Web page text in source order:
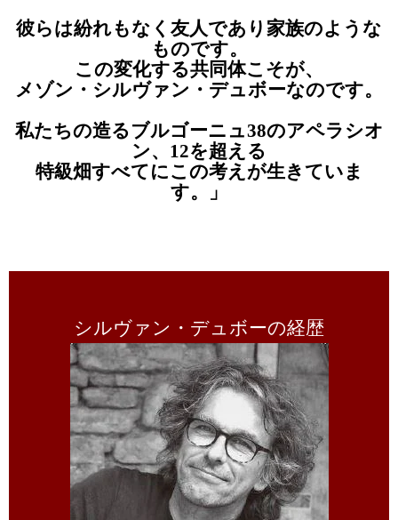
彼らは紛れもなく友人であり 家族のような
ものです。
この変化する共同体こそが、
メゾン・シルヴァン・デュボーなのです。
私たちの造るブルゴーニュ38のアペラシオ
ン、12を超える
特級畑すべてにこの考えが生きていま
す。」
シルヴァン・デュボーの経歴